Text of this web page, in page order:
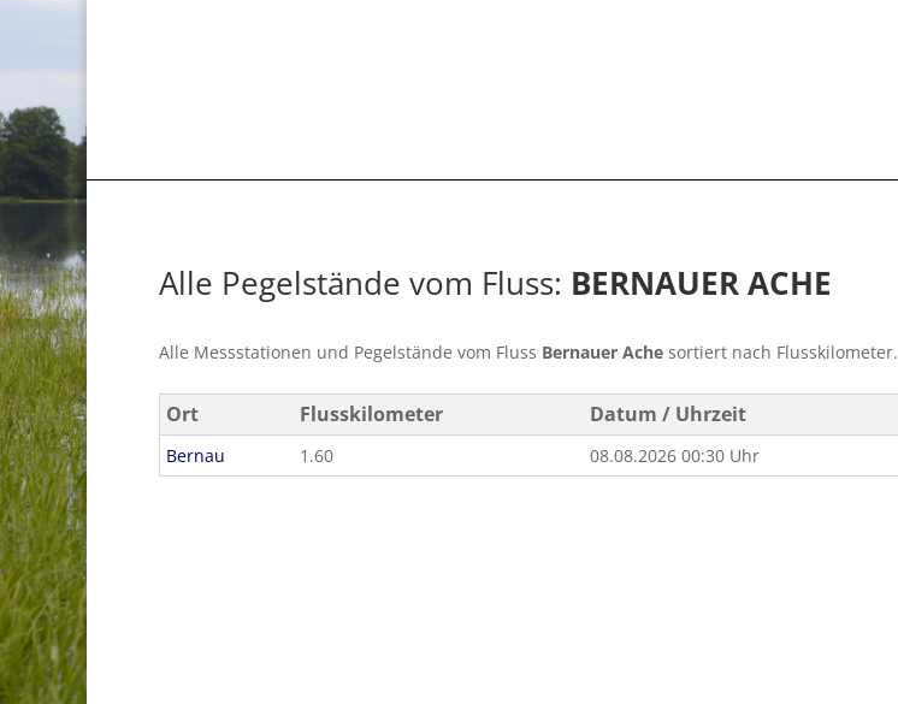
Alle Pegelstände vom Fluss: BERNAUER ACHE
Alle Messstationen und Pegelstände vom Fluss Bernauer Ache sortiert nach Flusskilometer.
Ort Flusskilometer Datum / Uhrzeit
Bernau 1.60 08.08.2026 00:30 Uhr